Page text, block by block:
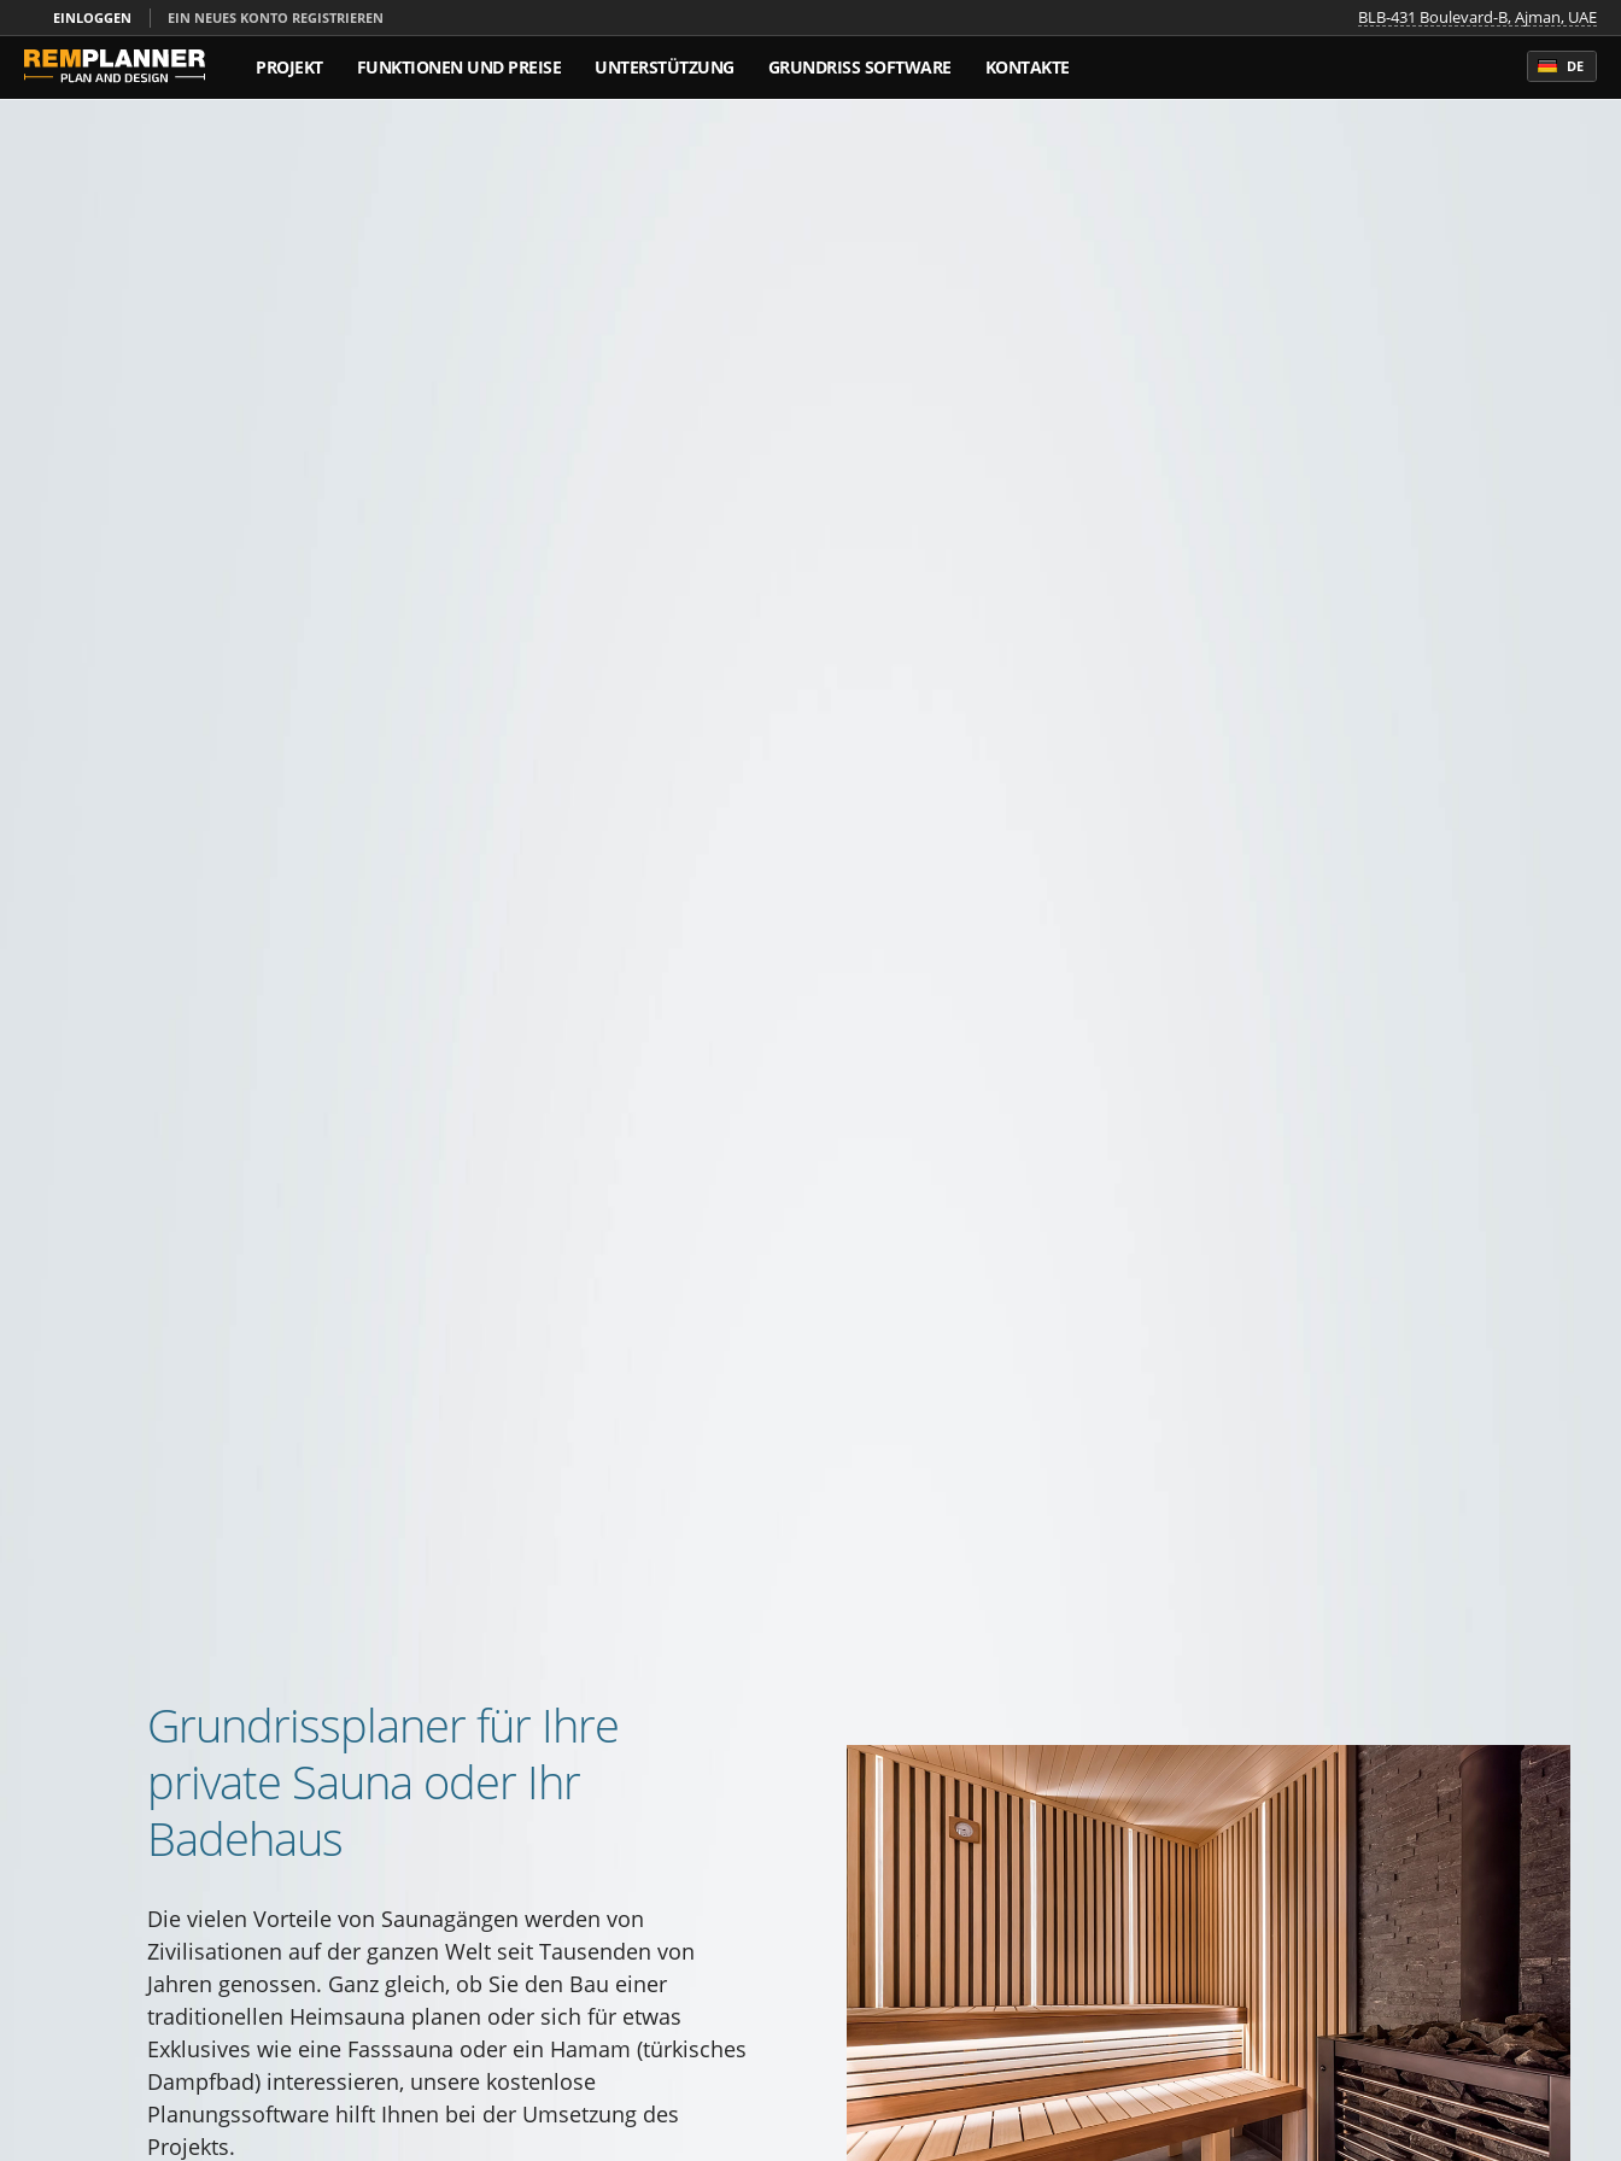
EINLOGGEN EIN NEUES KONTO REGISTRIEREN BLB-431 Boulevard-B, Ajman, UAE
DE
PROJEKT FUNKTIONEN UND PREISE UNTERSTÜTZUNG GRUNDRISS SOFTWARE KONTAKTE
Grundrissplaner für Ihre
private Sauna oder Ihr
Badehaus
Die vielen Vorteile von Saunagängen werden von
Zivilisationen auf der ganzen Welt seit Tausenden von
Jahren genossen. Ganz gleich, ob Sie den Bau einer
traditionellen Heimsauna planen oder sich für etwas
Exklusives wie eine Fasssauna oder ein Hamam (türkisches
Dampfbad) interessieren, unsere kostenlose
Planungssoftware hilft Ihnen bei der Umsetzung des
Projekts.